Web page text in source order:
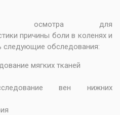
осмотра для
причины боли в коленях и
следующие обследования:
мягких тканей
вен нижних